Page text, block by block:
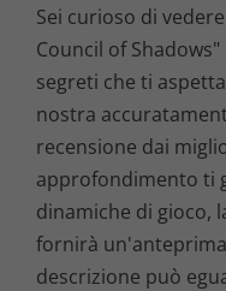
Sei curioso di
Council of
segreti che ti
nostra
recensione dai
approfondimento ti
dinamiche di gioco,
fornirà
descrizione può